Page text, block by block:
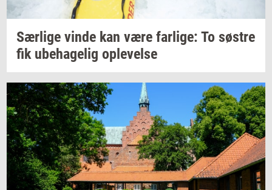
Sær­li­ge vinde kan være far­li­ge: To sø­stre
fik ube­ha­ge­lig op­le­vel­se